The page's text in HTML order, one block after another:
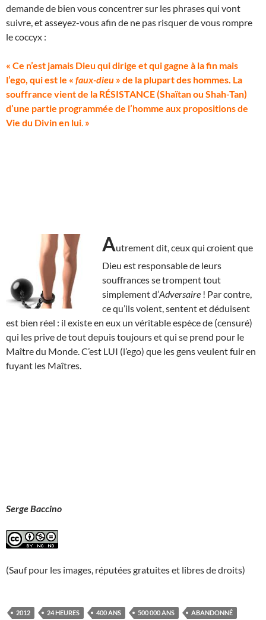
demande de bien vous concentrer sur les phrases qui vont
suivre, et asseyez-vous afin de ne pas risquer de vous rompre
le coccyx :
« Ce n’est jamais Dieu qui dirige et qui gagne à la fin mais
l’ego, qui est le « faux-dieu » de la plupart des hommes. La
souffrance vient de la RÉSISTANCE (Shaïtan ou Shah-Tan)
d’une partie programmée de l’homme aux propositions de
Vie du Divin en lui »
Autrement dit, ceux qui croient que
Dieu est responsable de leurs
souffrances se trompent tout
simplement d’Adversaire ! Par contre,
ce qu’ils voient, sentent et déduisent
est bien réel : il existe en eux un véritable espèce de (censuré)
qui les prive de tout depuis toujours et qui se prend pour le
Maître du Monde. C’est LUI (l’ego) que les gens veulent fuir en
fuyant les Maîtres.
Serge Baccino
(Sauf pour les images, réputées gratuites et libres de droits)
2012 24 HEURES 400 ANS 500 000 ANS ABANDONNÉ